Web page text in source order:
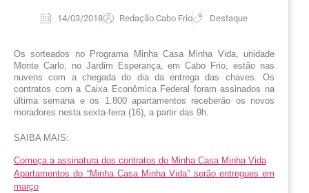
14/03/2018 Redação Cabo Frio Destaque
Os sorteados no Programa Minha Casa Minha Vida, unidade
Monte Carlo, no Jardim Esperança, em Cabo Frio, estão nas
nuvens com a chegada do dia da entrega das chaves. Os
contratos com a Caixa Econômica Federal foram assinados na
última semana e os 1.800 apartamentos receberão os novos
moradores nesta sexta-feira (16), a partir das 9h.
SAIBA MAIS:
Começa a assinatura dos contratos do Minha Casa Minha Vida
Apartamentos do “Minha Casa Minha Vida” serão entregues em
março